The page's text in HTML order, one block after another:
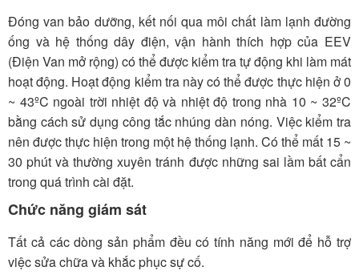
Đóng van bảo dưỡng, kết nối qua môi chất làm lạnh đường
ống và hệ thống dây điện, vận hành thích hợp của EEV
(Điện Van mở rộng) có thể được kiểm tra tự động khi làm mát
hoạt động. Hoạt động kiểm tra này có thể được thực hiện ở 0
~ 43ºC ngoài trời nhiệt độ và nhiệt độ trong nhà 10 ~ 32ºC
bằng cách sử dụng công tắc nhúng dàn nóng. Việc kiểm tra
nên được thực hiện trong một hệ thống lạnh. Có thể mất 15 ~
30 phút và thường xuyên tránh được những sai lầm bất cẩn
trong quá trình cài đặt.
Chức năng giám sát
Tất cả các dòng sản phẩm đều có tính năng mới để hỗ trợ
việc sửa chữa và khắc phục sự cố.